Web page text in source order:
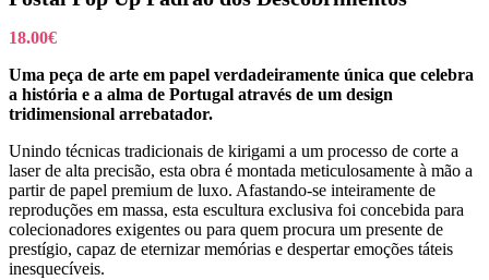
18.00€
Uma peça de arte em papel verdadeiramente única que celebra
a história e a alma de Portugal através de um design
tridimensional arrebatador.
Unindo técnicas tradicionais de kirigami a um processo de corte a
laser de alta precisão, esta obra é montada meticulosamente à mão a
partir de papel premium de luxo. Afastando-se inteiramente de
reproduções em massa, esta escultura exclusiva foi concebida para
colecionadores exigentes ou para quem procura um presente de
prestígio, capaz de eternizar memórias e despertar emoções táteis
inesquecíveis.